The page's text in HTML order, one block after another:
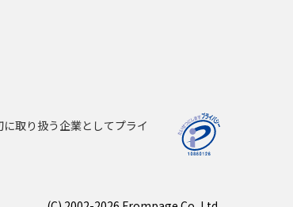
取り扱う企業としてプライ